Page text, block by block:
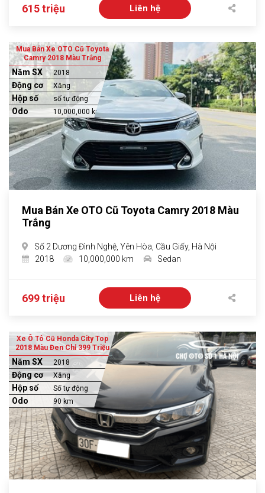
615 triệu Liên hệ
Mua Bán Xe OTO Cũ Toyota
Camry 2018 Màu Trắng
Năm SX 2018
Động cơ Xăng
Hộp số số tự động
Odo 10,000,000 km
Mua Bán Xe OTO Cũ Toyota Camry 2018 Màu
Trắng
Số 2 Dương Đình Nghệ, Yên Hòa, Cầu Giấy, Hà Nội
2018
10,000,000 km Sedan
699 triệu Liên hệ
Xe Ô Tô Cũ Honda City Top
2018 Màu Đen Chỉ 399 Triệu
Năm SX 2018
Động cơ Xăng
Hộp số Số tự động
Odo 90 km